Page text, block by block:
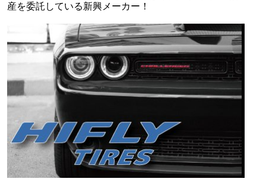
産を委託している新興メーカー！